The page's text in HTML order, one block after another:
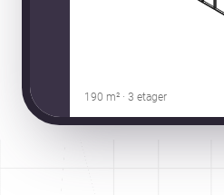
190 m² · 3 etager